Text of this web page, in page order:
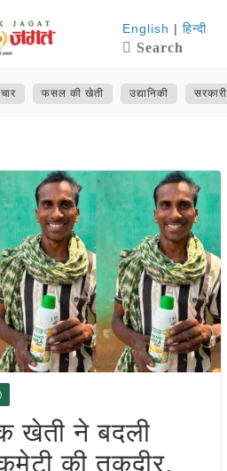
English | हिन्दी
Search
फसल की खेती उद्यानिकी
खेती ने बदली
की तकदीर,